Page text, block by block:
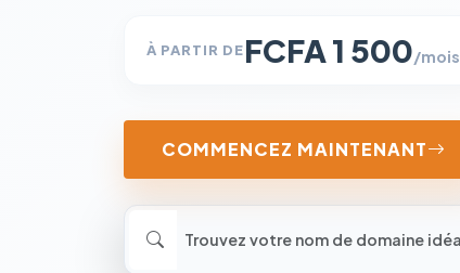
À PARTIR DEFCFA 1 500/mois
COMMENCEZ MAINTENANT